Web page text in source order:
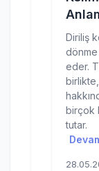
Diriliş
eder.
birçok
tutar.